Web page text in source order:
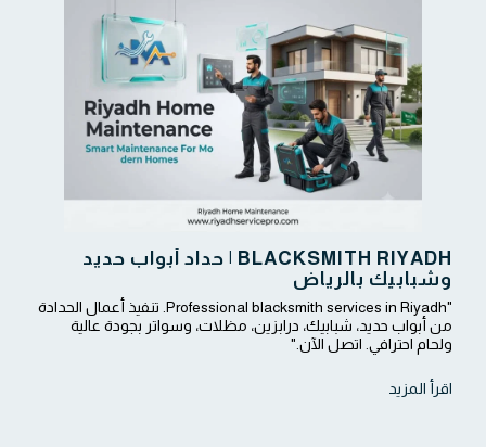
BLACKSMITH RIYADH | حداد أبواب حديد
وشبابيك بالرياض
"Professional blacksmith services in Riyadh. تنفيذ أعمال الحدادة
من أبواب حديد، شبابيك، درابزين، مظلات، وسواتر بجودة عالية
ولحام احترافي. اتصل الآن."
اقرأ المزيد